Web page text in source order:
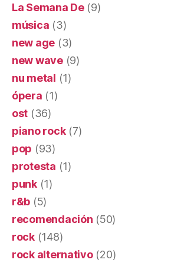
La Semana De(9)
música (3)
new age (3)
new wave(9)
nu metal (1)
ópera (1)
ost (36)
piano rock(7)
pop (93)
protesta (1)
punk(1)
r&b (5)
recomendación (50)
rock(148)
rock alternativo(20)